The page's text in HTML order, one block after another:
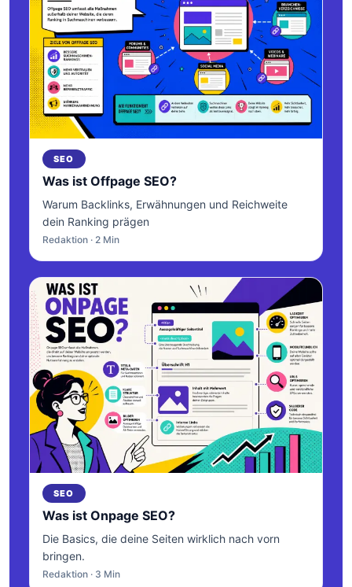
SEO
Was ist Offpage SEO?
Warum Backlinks, Erwähnungen und Reichweite
dein Ranking prägen
Redaktion · 2 Min
SEO
Was ist Onpage SEO?
Die Basics, die deine Seiten wirklich nach vorn
bringen.
Redaktion · 3 Min